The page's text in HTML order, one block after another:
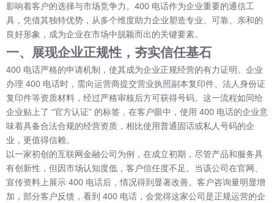
影响着客户的选择与市场竞争力。400 电话作为企业重要的通信工
具，凭借其独特优势，从多个维度助力企业塑造专业、可靠、亲和的
良好形象，成为企业在市场中脱颖而出的关键要素。
一、展现企业正规性，夯实信任基石
400 电话严格的申请机制，使其成为企业正规经营的有力证明。企业
办理 400 电话时，需向运营商提交营业执照副本复印件、法人身份证
复印件等资质材料，经过严格审核后方可获得号码。这一流程如同给
企业贴上了 “官方认证” 的标签，在客户眼中，使用 400 电话的企业意
味着具备合法合规的经营资质，相比使用普通固话或私人号码的企
业，更值得信赖。
以一家初创的互联网金融公司为例，在成立初期，尽管产品和服务具
有创新性，但因市场认知度低，客户信任度不足。当该公司在官网、
宣传资料上展示 400 电话后，情况得到显著改善。客户咨询量明显增
加，部分客户反馈，看到 400 电话，会觉得这家公司是正规运营的企